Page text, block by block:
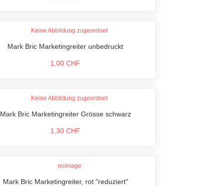
Mark Bric Marketingreiter unbedruckt
1,00 CHF
Mark Bric Marketingreiter Grösse schwarz
1,30 CHF
Mark Bric Marketingreiter, rot "reduziert"